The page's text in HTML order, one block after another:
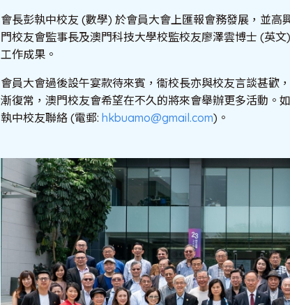
會長彭執中校友 (數學) 於會員大會上匯報會務發展，並高
門校友會監事長及澳門科技大學校監校友廖澤雲博士 (英
工作成果。
會員大會過後設午宴款待來賓，衞校長亦與校友言談甚歡
漸復常，澳門校友會希望在不久的將來會舉辦更多活動。
執中校友聯絡 (電郵: hkbuamo@gmail.com)。